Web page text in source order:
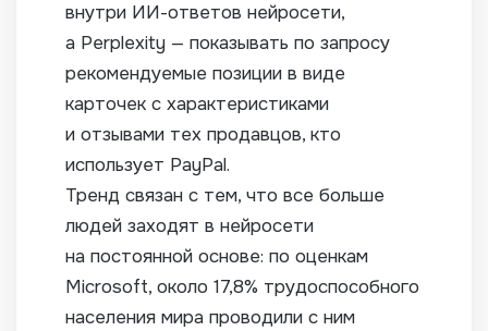
внутри ИИ-ответов нейросети,
а Perplexity — показывать по запросу
рекомендуемые позиции в виде
карточек с характеристиками
и отзывами тех продавцов, кто
использует PayPal.
Тренд связан с тем, что все больше
людей заходят в нейросети
на постоянной основе: по оценкам
Microsoft, около 17,8% трудоспособного
населения мира проводили с ним